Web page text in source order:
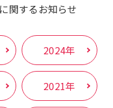
関するお知らせ
2024年
2021年